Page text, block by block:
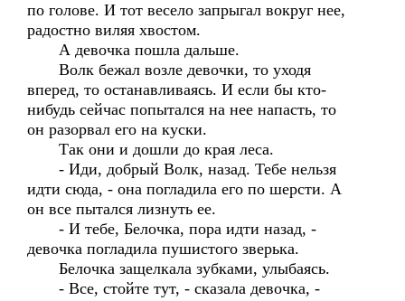
по голове. И тот весело запрыгал вокруг нее,
радостно виляя хвостом.
А девочка пошла дальше.
Волк бежал возле девочки, то уходя
вперед, то останавливаясь. И если бы кто-
нибудь сейчас попытался на нее напасть, то
он разорвал его на куски.
Так они и дошли до края леса.
- Иди, добрый Волк, назад. Тебе нельзя
идти сюда, - она погладила его по шерсти. А
он все пытался лизнуть ее.
- И тебе, Белочка, пора идти назад, -
девочка погладила пушистого зверька.
Белочка защелкала зубками, улыбаясь.
- Все, стойте тут, - сказала девочка, -